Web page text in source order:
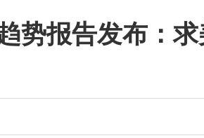
势报告发布：